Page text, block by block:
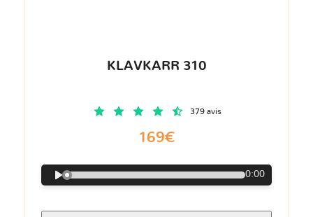
KLAVKARR 310
379 avis
169€
0:00